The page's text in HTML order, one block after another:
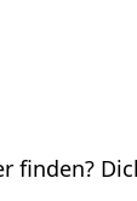
finden?